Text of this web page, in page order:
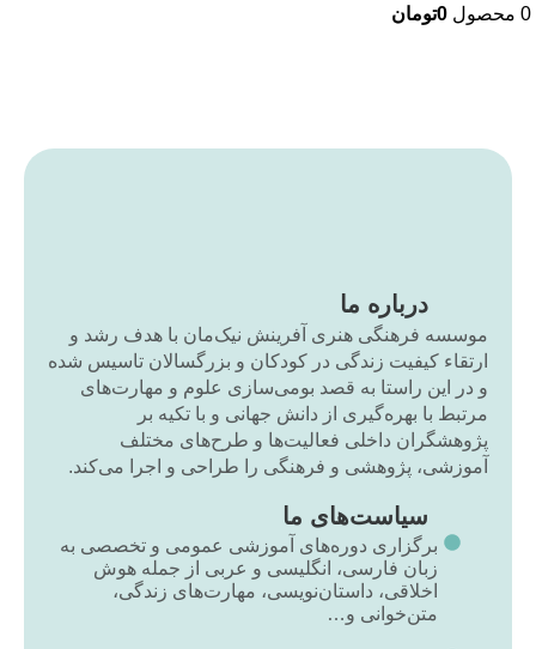
0 محصول 0تومان
درباره ما
موسسه فرهنگی هنری آفرینش نیک‌مان با هدف رشد و
ارتقاء کیفیت زندگی در کودکان و بزرگسالان تاسیس شده
و در این راستا به قصد بومی‌سازی علوم و مهارت‌های
مرتبط با بهره‌گیری از دانش جهانی و با تکیه بر
پژوهشگران داخلی فعالیت‌ها و طرح‌های مختلف
آموزشی، پژوهشی و فرهنگی را طراحی و اجرا می‌کند.
سیاست‌های ما
برگزاری دوره‌های آموزشی عمومی و تخصصی به
زبان فارسی، انگلیسی و عربی از جمله هوش
اخلاقی، داستان‌نویسی، مهارت‌های زندگی،
متن‌خوانی و…